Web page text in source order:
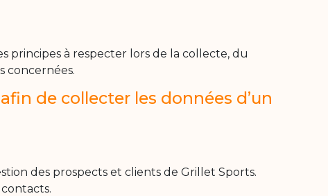
principes à respecter lors de la collecte, du
concernées.
de collecter les données d’un
des prospects et clients de Grillet Sports.